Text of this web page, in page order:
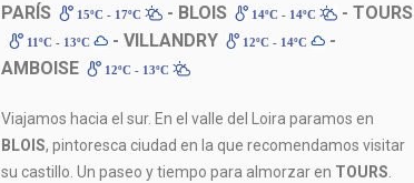
PARÍS 15ºC - 17ºC - BLOIS 14ºC - 14ºC - TOURS
11ºC - 13ºC - VILLANDRY 12ºC - 14ºC
-
AMBOISE
12ºC - 13ºC
Viajamos hacia el sur. En el valle del Loira paramos en
BLOIS, pintoresca ciudad en la que recomendamos visitar
su castillo. Un paseo y tiempo para almorzar en TOURS